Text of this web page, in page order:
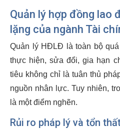
Quản lý hợp đồng lao
lặng của ngành Tài
Quản lý HĐLĐ là toàn bộ
thực hiện, sửa đổi, gia hạn
tiêu không chỉ là tuân thủ
nguồn nhân lực. Tuy nhiên,
là một điểm nghẽn.
Rủi ro pháp lý và tổn